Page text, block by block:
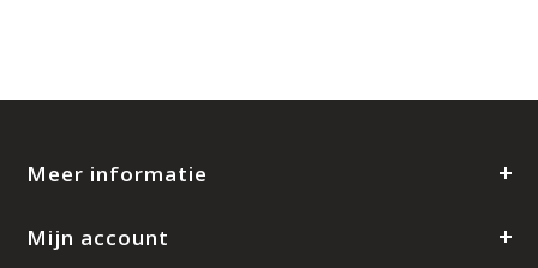
Meer informatie
Mijn account